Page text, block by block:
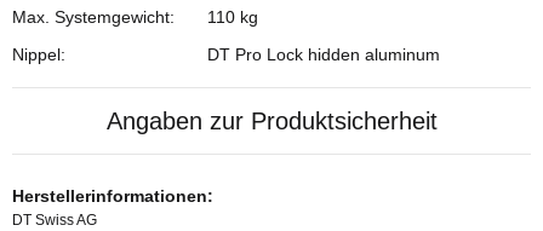
Max. Systemgewicht:
110 kg
Nippel:
DT Pro Lock hidden aluminum
Angaben zur Produktsicherheit
Herstellerinformationen:
DT Swiss AG